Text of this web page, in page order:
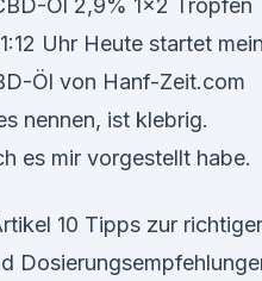
Öl 2,9% 1x2 Tropfen
Uhr Heute startet mein
Öl von Hanf-Zeit.com
nennen, ist klebrig.
es mir vorgestellt habe.
10 Tipps zur